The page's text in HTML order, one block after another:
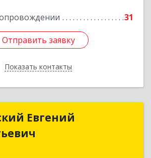
31
Отправить заявку
Показать контакты
Отправить заявку
Назад
Евгений
ИП Рязанский Евгений